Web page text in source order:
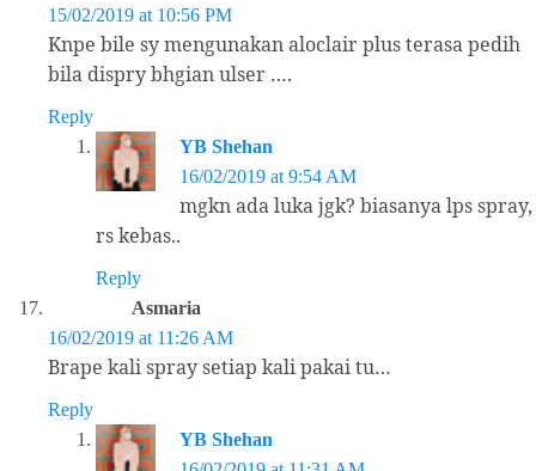
15/02/2019 at 10:56 PM
Knpe bile sy mengunakan aloclair plus terasa pedih
bila dispry bhgian ulser ….
Reply
YB Shehan
16/02/2019 at 9:54 AM
mgkn ada luka jgk? biasanya lps spray,
rs kebas..
Reply
Asmaria
16/02/2019 at 11:26 AM
Brape kali spray setiap kali pakai tu…
Reply
YB Shehan